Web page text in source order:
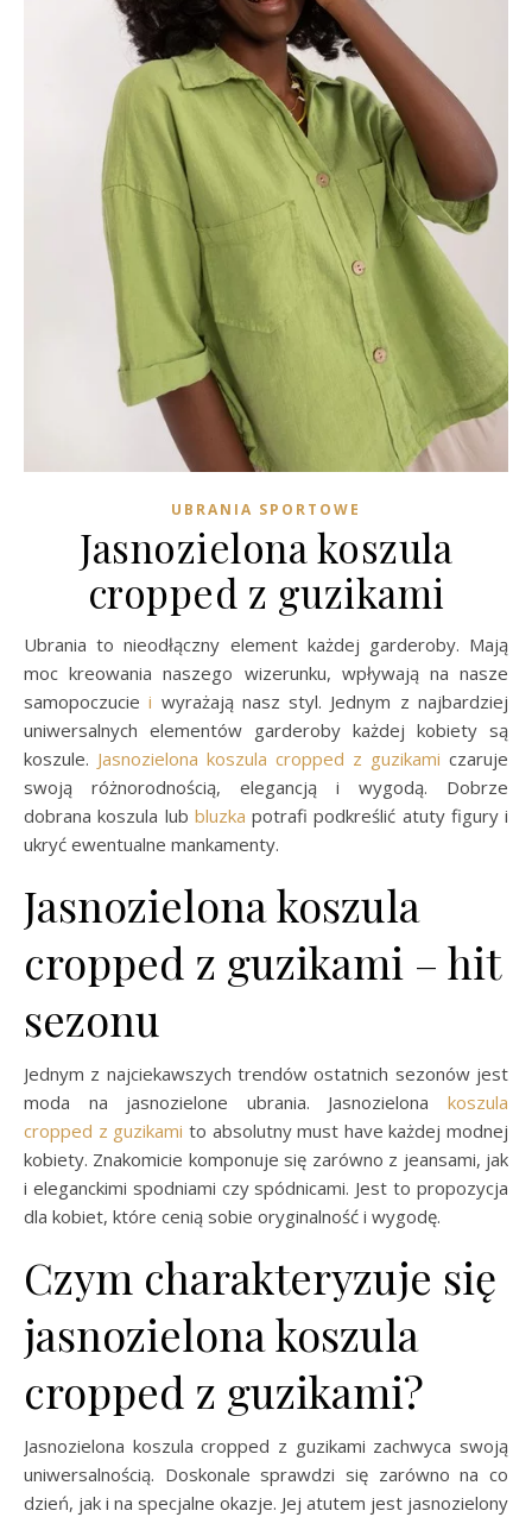
UBRANIA SPORTOWE
Jasnozielona koszula
cropped z guzikami
Ubrania to nieodłączny element każdej garderoby. Mają
moc kreowania naszego wizerunku, wpływają na nasze
samopoczuciei wyrażają nasz styl. Jednym z najbardziej
uniwersalnych elementów garderoby każdej kobiety są
koszule. Jasnozielona koszula cropped z guzikami czaruje
swoją różnorodnością, elegancją i wygodą. Dobrze
dobrana koszula lub bluzka potrafi podkreślić atuty figury i
ukryć ewentualne mankamenty.
Jasnozielona koszula
cropped z guzikami – hit
sezonu
Jednym z najciekawszych trendów ostatnich sezonów jest
moda na jasnozielone ubrania. Jasnozielona koszula
cropped z guzikami to absolutny must have każdej modnej
kobiety. Znakomicie komponuje się zarówno z jeansami, jak
i eleganckimi spodniami czy spódnicami. Jest to propozycja
dla kobiet, które cenią sobie oryginalność i wygodę.
Czym charakteryzuje się
jasnozielona koszula
cropped z guzikami?
Jasnozielona koszula cropped z guzikami zachwyca swoją
uniwersalnością. Doskonale sprawdzi się zarówno na co
dzień, jak i na specjalne okazje. Jej atutem jest jasnozielony